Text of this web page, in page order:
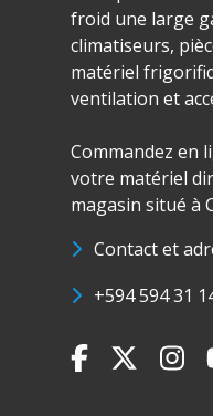
froid une large
climatiseurs,
matériel
ventilation et
Commandez en
votre matériel
magasin situé à
Contact et
+594 594 31